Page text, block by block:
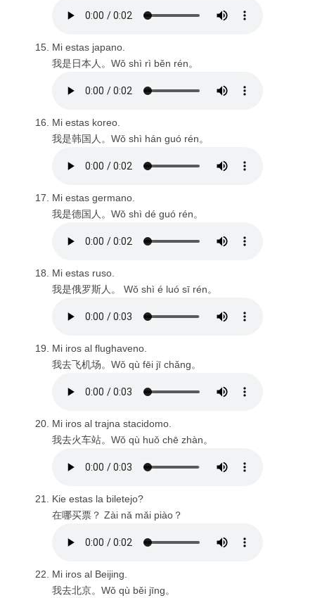
Mi estas japano.
我是日本人。Wǒ shì rì běn rén。
Mi estas koreo.
我是韩国人。Wǒ shì hán guó rén。
Mi estas germano.
我是德国人。Wǒ shì dé guó rén。
Mi estas ruso.
我是俄罗斯人。 Wǒ shì é luó sī rén。
Mi iros al flughaveno.
我去飞机场。Wǒ qù fēi jī chǎng。
Mi iros al trajna stacidomo.
我去火车站。Wǒ qù huǒ chē zhàn。
Kie estas la biletejo?
在哪买票？ Zài nǎ mǎi piào？
Mi iros al Beijing.
我去北京。Wǒ qù běi jīng。